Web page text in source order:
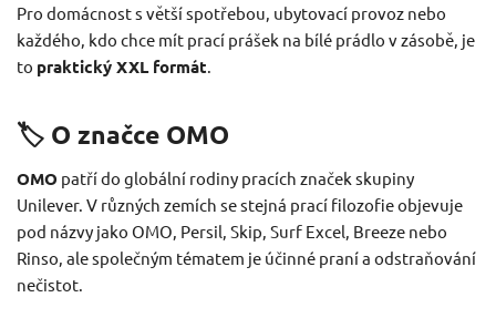
Pro domácnost s větší spotřebou, ubytovací provoz nebo
každého, kdo chce mít prací prášek na bílé prádlo v zásobě, je
to praktický XXL formát
🏷️ O značce OMO
OMO patří do globální rodiny pracích značek skupiny
Unilever. V různých zemích se stejná prací filozofie objevuje
pod názvy jako OMO, Persil, Skip, Surf Excel, Breeze nebo
Rinso, ale společným tématem je účinné praní a odstraňování
nečistot.